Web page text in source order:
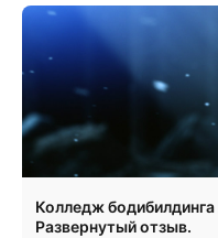
Колледж
Развернутый отзыв.